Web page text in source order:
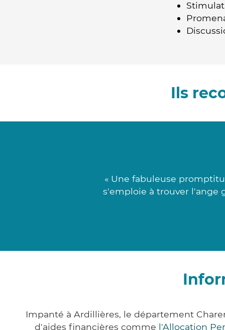
Ils
« Une fabuleuse
s'emploie à trouver l'ange
Impanté à Ardillières, le département
d'aides financières comme l'Allocation